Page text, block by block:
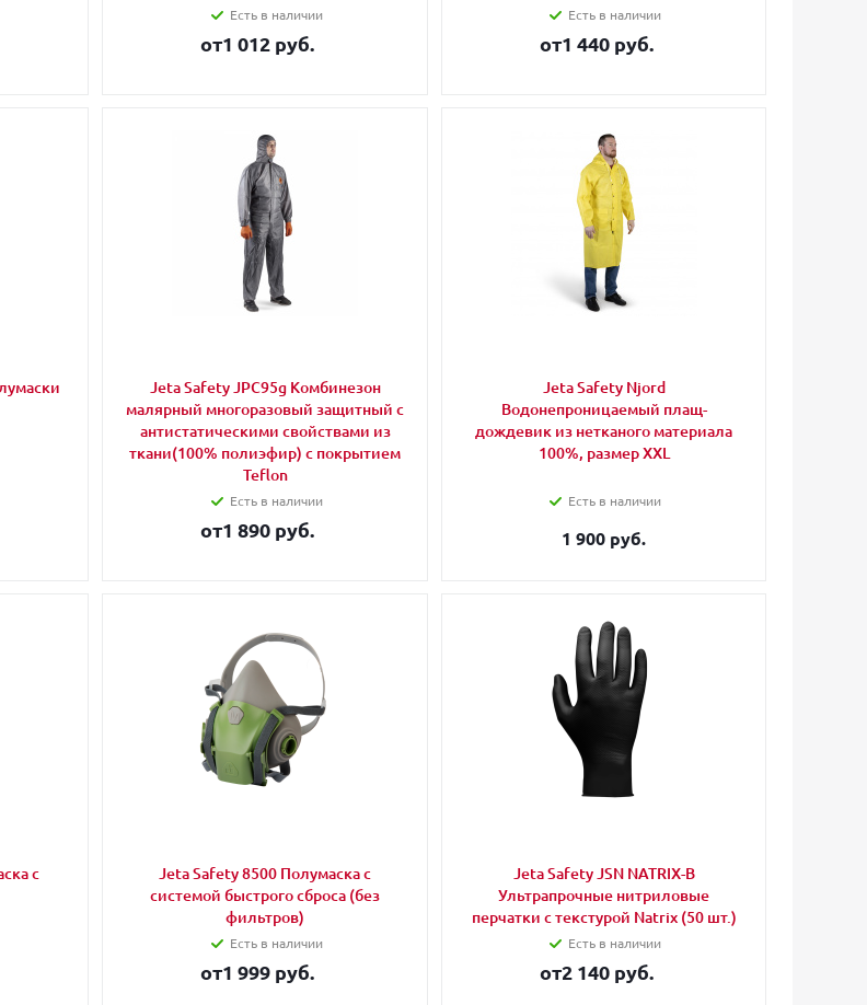
Есть в наличии
от1 012 руб.
Есть в наличии
от1 440 руб.
Jeta Safety JPC95g Комбинезон
малярный многоразовый защитный с
антистатическими свойствами из
ткани(100% полиэфир) с покрытием
Teflon
Есть в наличии
от1 890 руб.
Jeta Safety Njord
Водонепроницаемый плащ-
дождевик из нетканого материала
100%, размер XXL
Есть в наличии
1 900 руб.
с
Jeta Safety 8500 Полумаска с
системой быстрого сброса (без
фильтров)
Есть в наличии
от1 999 руб.
Jeta Safety JSN NATRIX-B
Ультрапрочные нитриловые
перчатки с текстурой Natrix (50 шт.)
Есть в наличии
от2 140 руб.